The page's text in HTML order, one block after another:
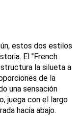
estos dos estilos
El "French
la silueta a
de la
una sensación
juega con el largo
hacia abajo.